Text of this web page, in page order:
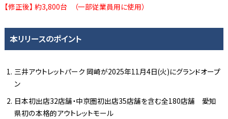
【修正後】 約3,800台 （一部従業員用に使用）
本リリースのポイント
三井アウトレットパーク 岡崎が2025年11月4日(火)にグランドオープ
ン
日本初出店32店舗・中京圏初出店35店舗を含む全180店舗 愛知
県初の本格的アウトレットモール